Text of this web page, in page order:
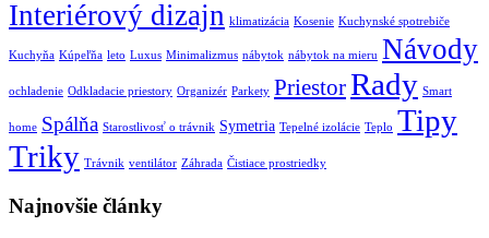
Interiérový dizajn klimatizácia Kosenie Kuchynské spotrebiče
Kuchyňa Kúpeľňa leto Luxus Minimalizmus nábytok nábytok na mieru Návody
ochladenie Odkladacie priestory Organizér Parkety PriestorRady Smart
home Spálňa Starostlivosť o trávnik Symetria Tepelné izolácie Teplo Tipy
Triky Trávnik ventilátor Záhrada Čistiace prostriedky
Najnovšie články